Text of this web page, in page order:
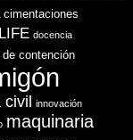
cimentaciones
docencia
contención
civil innovación
maquinaria